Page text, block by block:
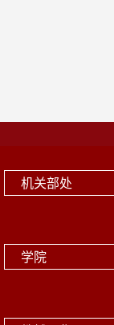
机关部处
学院